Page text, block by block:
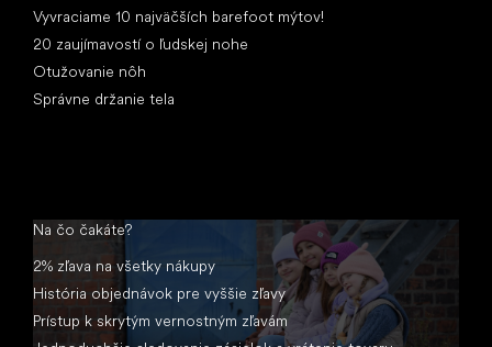
Vyvraciame 10 najväčších barefoot mýtov!
20 zaujímavostí o ľudskej nohe
Otužovanie nôh
Správne držanie tela
Na čo čakáte?
2% zľava na všetky nákupy
História objednávok pre vyššie zľavy
Prístup k skrytým vernostným zľavám